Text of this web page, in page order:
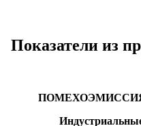
Показатели из
ПОМЕХОЭМИССИЯ.